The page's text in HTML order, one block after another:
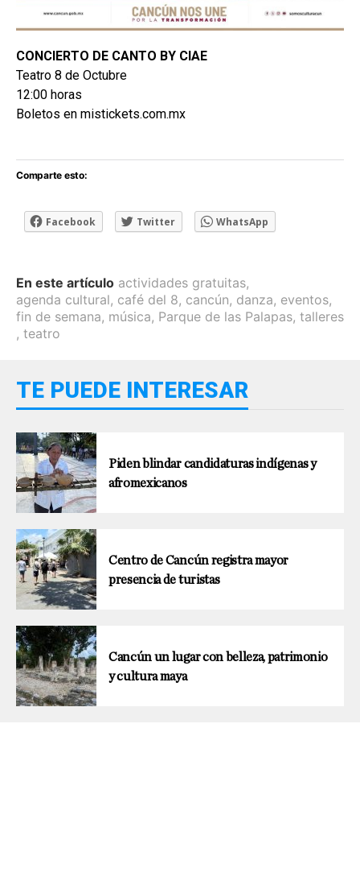
CONCIERTO DE CANTO BY CIAE
Teatro 8 de Octubre
12:00 horas
Boletos en mistickets.com.mx
Comparte esto:
Facebook Twitter WhatsApp
En este artículo actividades gratuitas,
agenda cultural, café del 8, cancún, danza, eventos,
fin de semana, música, Parque de las Palapas, talleres
, teatro
TE PUEDE INTERESAR
Piden blindar candidaturas indígenas y
afromexicanos
Centro de Cancún registra mayor
presencia de turistas
Cancún un lugar con belleza, patrimonio
y cultura maya